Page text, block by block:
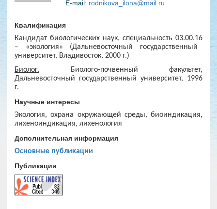
E-mail: rodnikova_ilona@mail.ru
Квалификация
Кандидат биологических наук, специальность 03.00.16
– «экология» (Дальневосточный государственный
университет, Владивосток, 2000 г.)
Биолог. Биолого-почвенный факультет,
Дальневосточный государственный университет, 1996
г.
Научные интересы
Экология, охрана окружающей среды, биоиндикация,
лихеноиндикация, лихенология
Дополнительная информация
Основные публикации
Публикации